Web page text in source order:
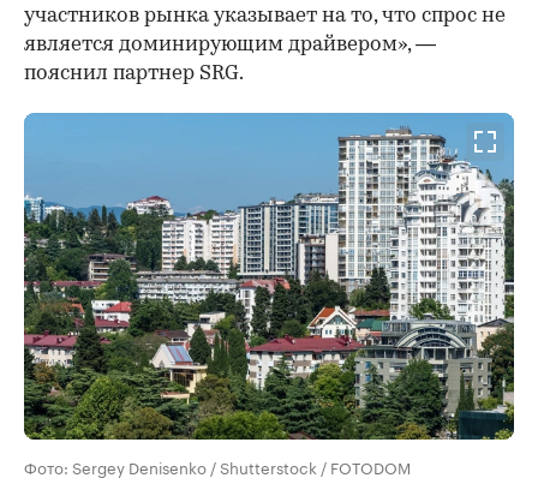
участников рынка указывает на то, что спрос не
является доминирующим драйвером», —
пояснил партнер SRG.
Фото: Sergey Denisenko / Shutterstock / FOTODOM